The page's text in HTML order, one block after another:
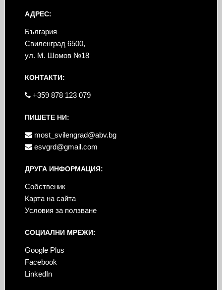
АДРЕС:
България
Свиленград 6500,
ул. М. Шомов №18
КОНТАКТИ:
+359 878 123 079
ПИШЕТЕ НИ:
most_svilengrad@abv.bg
esvgrd@gmail.com
ДРУГА ИНФОРМАЦИЯ:
Собственик
Карта на сайта
Условия за ползване
СОЦИАЛНИ МРЕЖИ:
Google Plus
Facebook
LinkedIn